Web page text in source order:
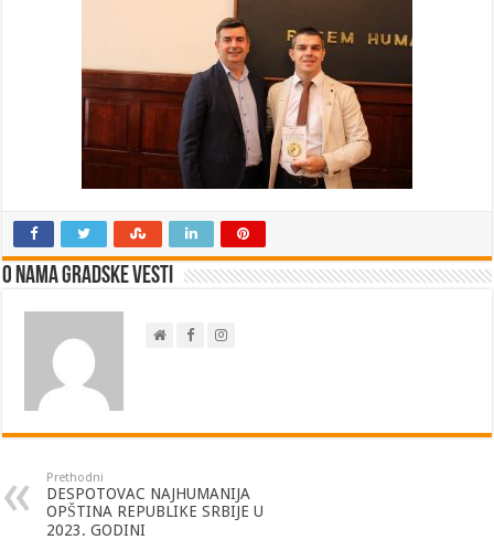
O nama Gradske Vesti
Prethodni
DESPOTOVAC NAJHUMANIJA
OPŠTINA REPUBLIKE SRBIJE U
2023. GODINI